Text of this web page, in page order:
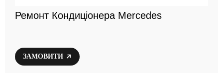
Ремонт Кондиціонера Mercedes
ЗАМОВИТИ